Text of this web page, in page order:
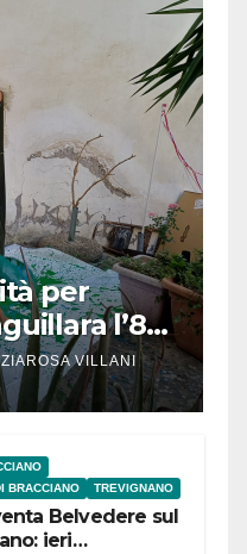
per
l’8
VILLANI
BRACCIANO
TREVIGNANO
Belvedere sul
ieri